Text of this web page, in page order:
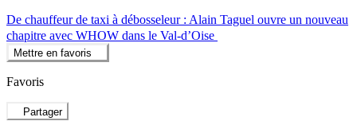
De chauffeur de taxi à débosseleur : Alain Taguel ouvre un nouveau
chapitre avec WHOW dans le Val-d’Oise
Mettre en favoris
Favoris
Partager